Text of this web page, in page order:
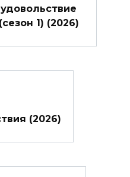
1) (2026)
(2026)